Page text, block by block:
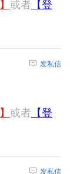
或者 【登
发私信
或者 【登
发私信